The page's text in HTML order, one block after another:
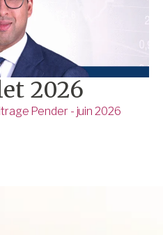
2026
Pender - juin 2026